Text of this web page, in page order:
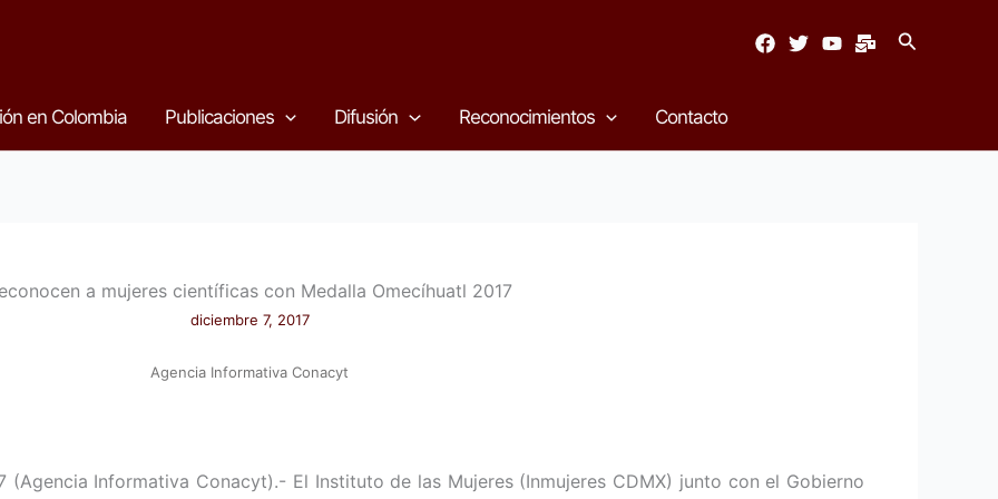
Buscar
en Colombia Publicaciones Difusión Reconocimientos Contacto
a mujeres científicas con Medalla Omecíhuatl 2017
diciembre 7, 2017
Agencia Informativa Conacyt
Informativa Conacyt).- El Instituto de las Mujeres (Inmujeres CDMX) junto con el Gobierno